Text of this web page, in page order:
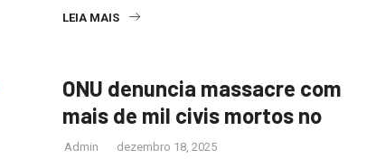
LEIA MAIS
ONU denuncia massacre com
mais de mil civis mortos no
Admin dezembro 18, 2025